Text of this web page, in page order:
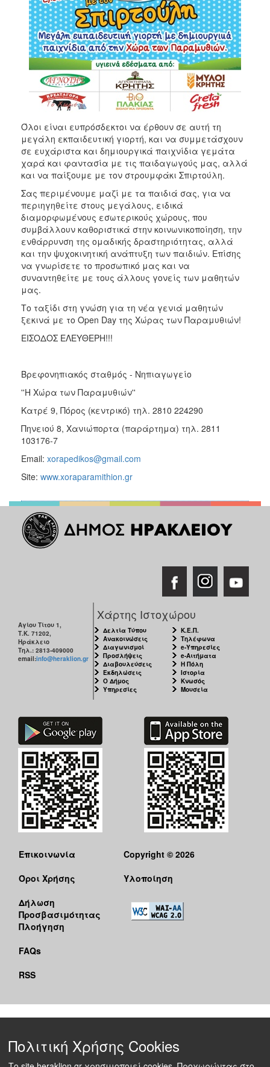
Όλοι είναι ευπρόσδεκτοι να έρθουν σε αυτή τη
μεγάλη εκπαιδευτική γιορτή, και να συμμετάσχουν
σε ευχάριστα και δημιουργικά παιχνίδια γεμάτα
χαρά και φαντασία με τις παιδαγωγούς μας, αλλά
και να παίξουμε με τον στρουμφάκι Σπιρτούλη.
Σας περιμένουμε μαζί με τα παιδιά σας, για να
περιηγηθείτε στους μεγάλους, ειδικά
διαμορφωμένους εσωτερικούς χώρους, που
συμβάλλουν καθοριστικά στην κοινωνικοποίηση, την
ενθάρρυνση της ομαδικής δραστηριότητας, αλλά
και την ψυχοκινητική ανάπτυξη των παιδιών. Επίσης
να γνωρίσετε το προσωπικό μας και να
συναντηθείτε με τους άλλους γονείς των μαθητών
μας.
Το ταξίδι στη γνώση για τη νέα γενιά μαθητών
ξεκινά με το Open Day της Χώρας των Παραμυθιών!
ΕΙΣΟΔΟΣ ΕΛΕΥΘΕΡΗ!!!
Βρεφονηπιακός σταθμός - Νηπιαγωγείο
''Η Χώρα των Παραμυθιών''
Κατρέ 9, Πόρος (κεντρικό) τηλ. 2810 224290
Πηνειού 8, Χανιώπορτα (παράρτημα) τηλ. 2811
103176-7
Email: xorapedikos@gmail.com
Site: www.xoraparamithion.gr
Αγίου Τίτου 1,
Τ.Κ. 71202,
Ηράκλειο
Τηλ.: 2813-409000
email:info@heraklion.gr
Χάρτης Ιστοχώρου
Δελτία Τύπου
Ανακοινώσεις
Διαγωνισμοί
Προσλήψεις
Διαβουλεύσεις
Εκδηλώσεις
Ο Δήμος
Υπηρεσίες
Κ.Ε.Π.
Τηλέφωνα
e-Υπηρεσίες
e-Αιτήματα
Η Πόλη
Ιστορία
Κνωσός
Μουσεία
Επικοινωνία
Όροι Χρήσης
Δήλωση
Προσβασιμότητας
Πλοήγηση
FAQs
RSS
Copyright © 2026
Υλοποίηση
Πολιτική Χρήσης Cookies